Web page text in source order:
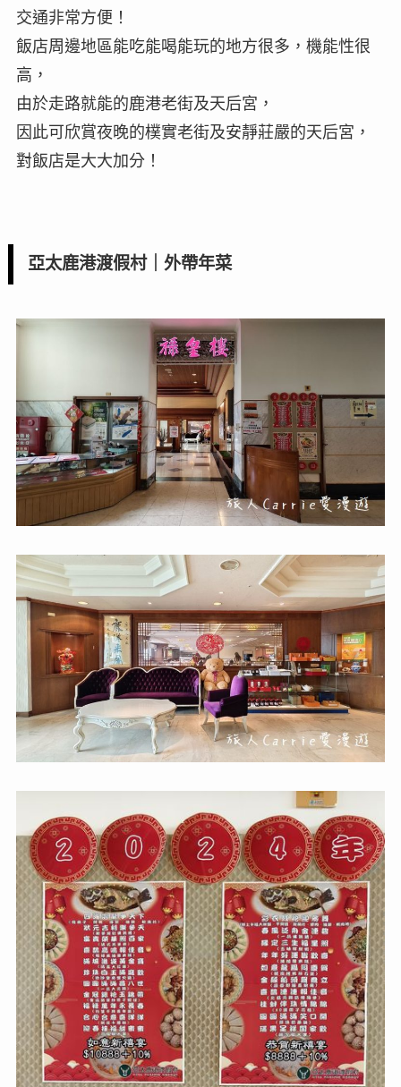
交通非常方便！
飯店周邊地區能吃能喝能玩的地方很多，機能性很
高，
由於走路就能的鹿港老街及天后宮，
因此可欣賞夜晚的樸實老街及安靜莊嚴的天后宮，
對飯店是大大加分！
亞太鹿港渡假村｜外帶年菜